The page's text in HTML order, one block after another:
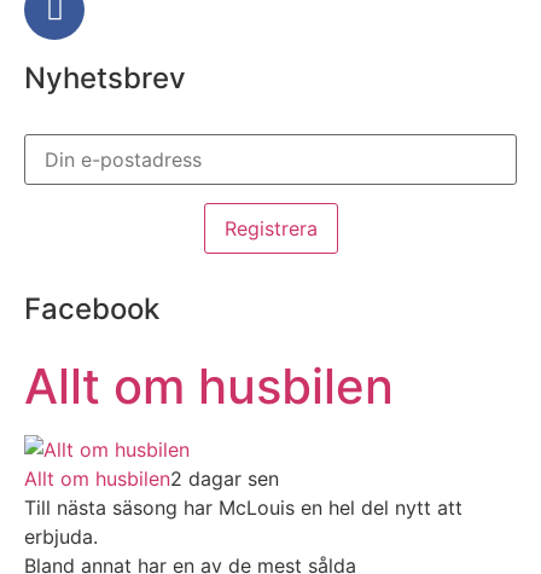
Nyhetsbrev
Facebook
Allt om husbilen
Allt om husbilen2 dagar sen
Till nästa säsong har McLouis en hel del nytt att
erbjuda.
Bland annat har en av de mest sålda